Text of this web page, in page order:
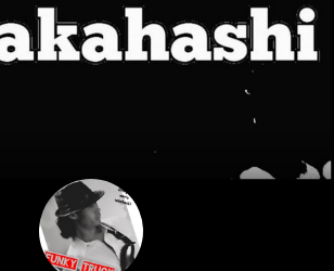
ご利用の流れ
よくある質問